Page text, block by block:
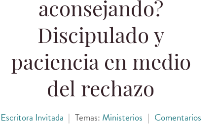
aconsejando?
Discipulado y
paciencia en medio
del rechazo
Escritora Invitada | Temas: Ministerios | Comentarios